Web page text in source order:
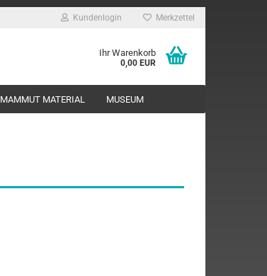
Kundenlogin Merkzettel
Ihr Warenkorb
0,00 EUR
MAMMUT MATERIAL MUSEUM